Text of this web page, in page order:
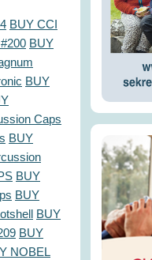
BUY CCI
BUY
BUY
Caps
BUY
BUY
BUY
BUY
BUY
NOBEL